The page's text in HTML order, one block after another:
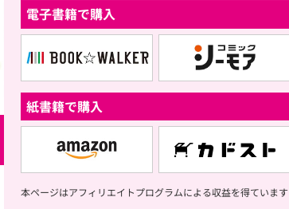
電子書籍で購入
紙書籍で購入
本ページはアフィリエイトプログラムによる収益を得ています